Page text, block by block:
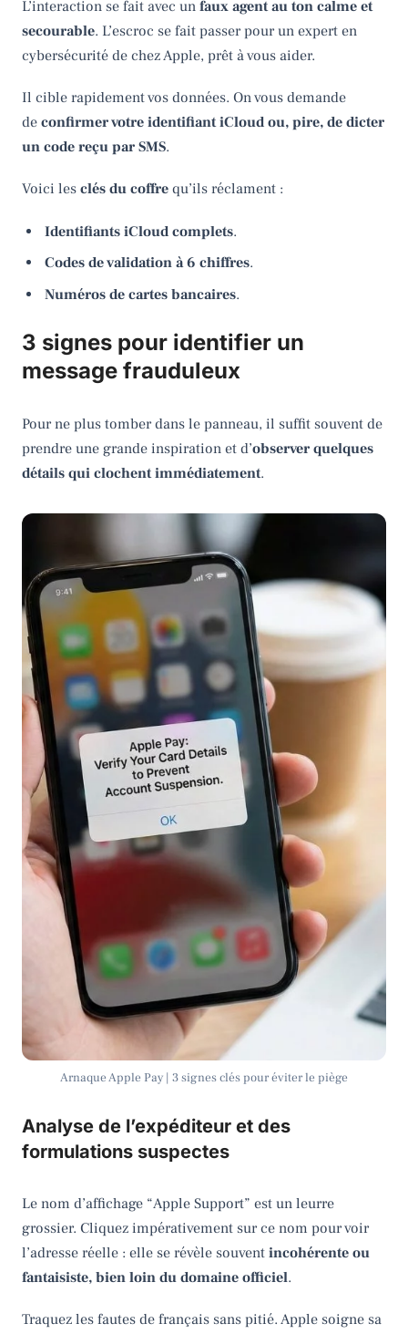
L’interaction se fait avec un faux agent au ton calme et
secourable. L’escroc se fait passer pour un expert en
cybersécurité de chez Apple, prêt à vous aider.
Il cible rapidement vos données. On vous demande
de confirmer votre identifiant iCloud ou, pire, de dicter
un code reçu par SMS.
Voici les clés du coffre qu’ils réclament :
Identifiants iCloud complets.
Codes de validation à 6 chiffres.
Numéros de cartes bancaires.
3 signes pour identifier un
message frauduleux
Pour ne plus tomber dans le panneau, il suffit souvent de
prendre une grande inspiration et d’observer quelques
détails qui clochent immédiatement.
Arnaque Apple Pay | 3 signes clés pour éviter le piège
Analyse de l’expéditeur et des
formulations suspectes
Le nom d’affichage “Apple Support” est un leurre
grossier. Cliquez impérativement sur ce nom pour voir
l’adresse réelle : elle se révèle souvent incohérente ou
fantaisiste, bien loin du domaine officiel.
Traquez les fautes de français sans pitié. Apple soigne sa